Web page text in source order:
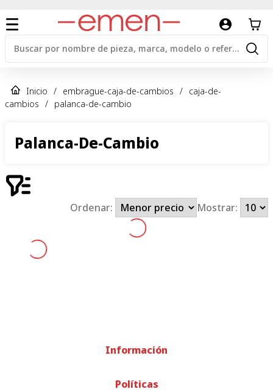
Inicio / embrague-caja-de-cambios / caja-de-
cambios / palanca-de-cambio
Palanca-De-Cambio
Ordenar: Mostrar:
Información
Políticas